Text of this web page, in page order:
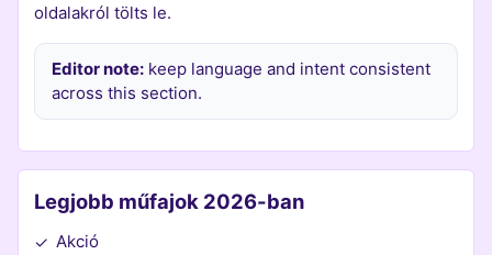
oldalakról tölts le.
Editor note:keep language and intent consistent
across this section.
Legjobb műfajok 2026-ban
✓ Akció